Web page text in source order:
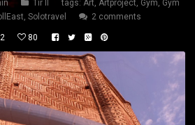
Tir II tags: Art, Artproject, Gym, Gym
, Solotravel 2 comments
80